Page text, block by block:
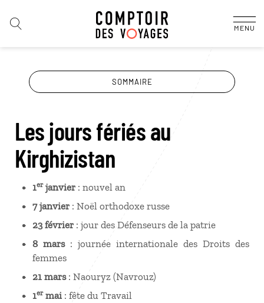
MENU
SOMMAIRE
Les jours fériés au
Kirghizistan
1erjanvier : nouvel an
7 janvier : Noël orthodoxe russe
23 février : jour des Défenseurs de la patrie
8 mars: journée internationale des Droits des
femmes
21 mars: Naouryz (Navrouz)
1ermai : fête du Travail